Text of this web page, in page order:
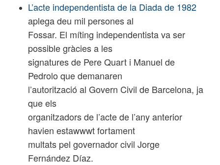
L’acte independentista de la Diada de 1982
aplega deu mil persones al
Fossar. El míting independentista va ser
possible gràcies a les
signatures de Pere Quart i Manuel de
Pedrolo que demanaren
l’autorització al Govern Civil de Barcelona, ja
que els
organitzadors de l’acte de l’any anterior
havien estawwwt fortament
multats pel governador civil Jorge
Fernández Díaz.